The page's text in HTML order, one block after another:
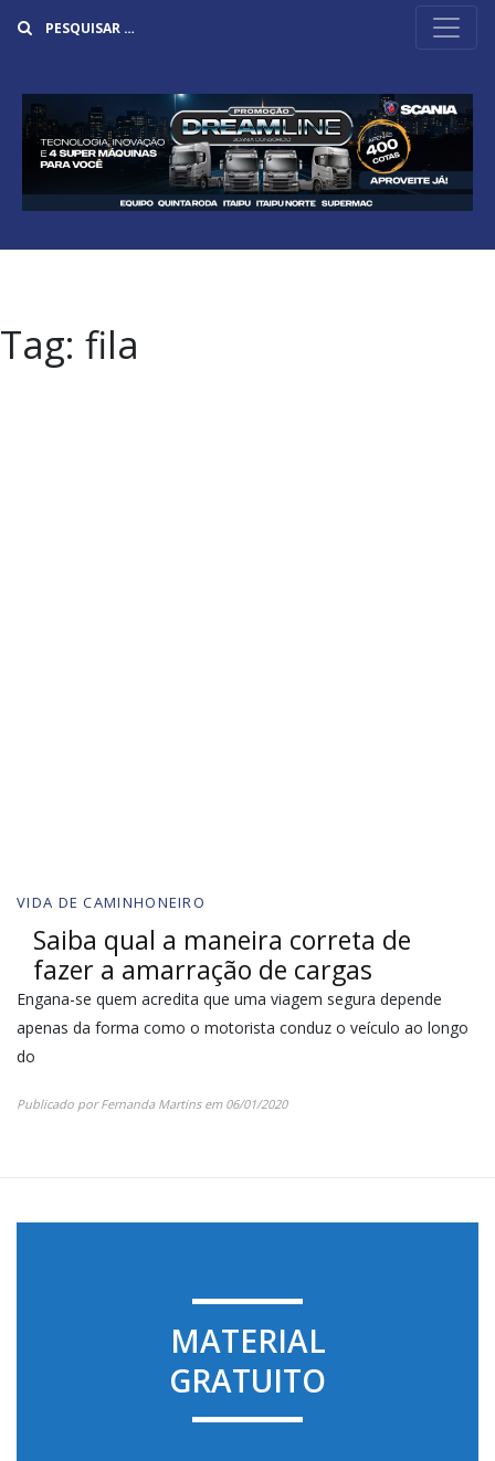
Tag: fila
VIDA DE CAMINHONEIRO
Saiba qual a maneira correta de
fazer a amarração de cargas
Engana-se quem acredita que uma viagem segura depende
apenas da forma como o motorista conduz o veículo ao longo
do
Publicado porFernanda Martinsem 06/01/2020
MATERIAL
GRATUITO